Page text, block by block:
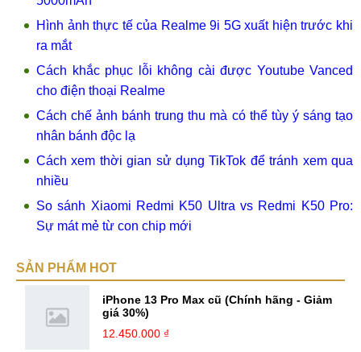
Hình ảnh thực tế của Realme 9i 5G xuất hiện trước khi
ra mắt
Cách khắc phục lỗi không cài được Youtube Vanced
cho điện thoại Realme
Cách chế ảnh bánh trung thu mà có thể tùy ý sáng tạo
nhân bánh độc lạ
Cách xem thời gian sử dụng TikTok để tránh xem qua
nhiều
So sánh Xiaomi Redmi K50 Ultra vs Redmi K50 Pro:
Sự mát mẻ từ con chip mới
SẢN PHẨM HOT
iPhone 13 Pro Max cũ (Chính hãng - Giảm
giá 30%)
12.450.000 ₫